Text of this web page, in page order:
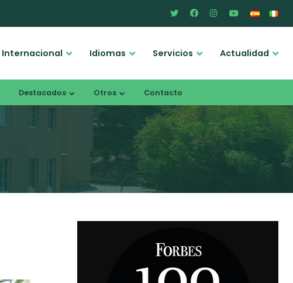
Internacional Idiomas Servicios Actualidad
Destacados Otros Contacto